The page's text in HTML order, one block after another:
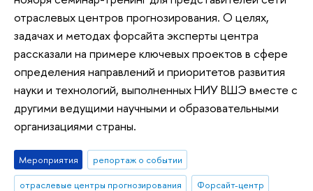
отраслевых центров прогнозирования. О целях,
задачах и методах форсайта эксперты центра
рассказали на примере ключевых проектов в сфере
определения направлений и приоритетов развития
науки и технологий, выполненных НИУ ВШЭ вместе с
другими ведущими научными и образовательными
организациями страны.
Мероприятия
репортаж о событии
отраслевые центры прогнозирования
Форсайт-центр